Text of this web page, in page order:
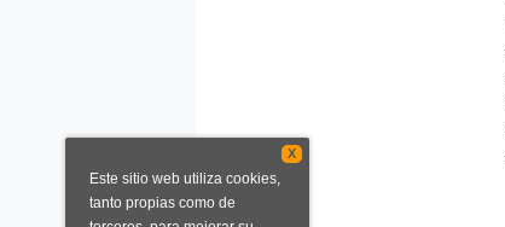
X
Este sitio web utiliza cookies,
tanto propias como de